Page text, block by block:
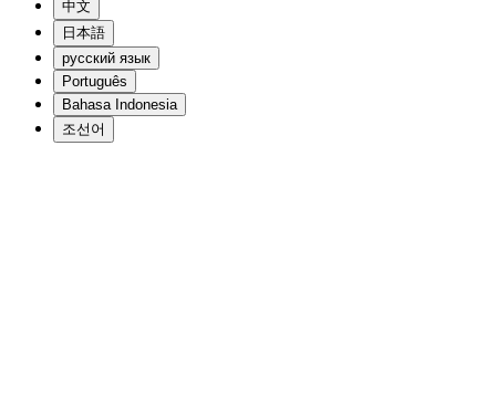
中文
日本語
русский язык
Português
Bahasa Indonesia
조선어